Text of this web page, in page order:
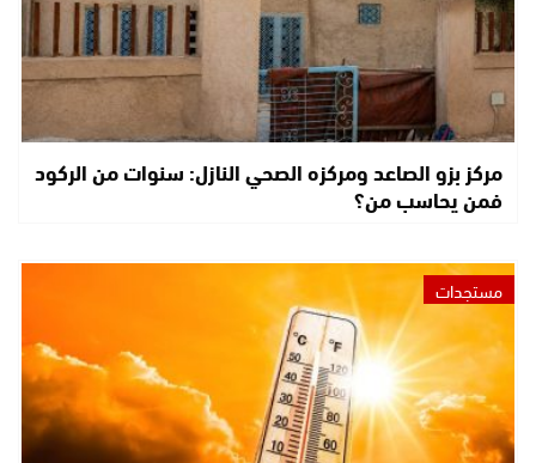
مركز بزو الصاعد ومركزه الصحي النازل: سنوات من الركود
فمن يحاسب من؟
مستجدات